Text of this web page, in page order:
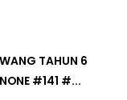
TAHUN 6
#141 #...